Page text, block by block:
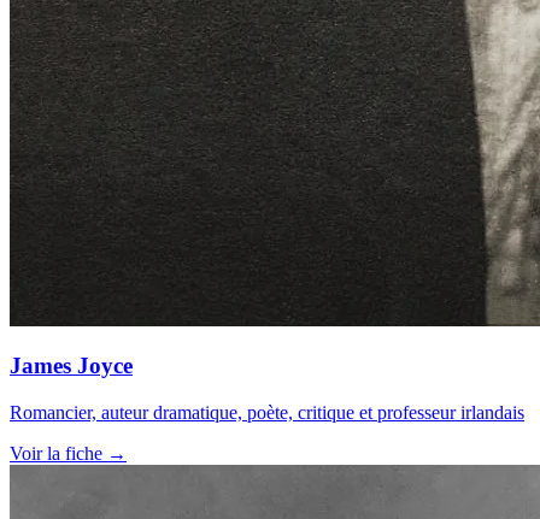
James Joyce
Romancier, auteur dramatique, poète, critique et professeur irlandais
Voir la fiche →